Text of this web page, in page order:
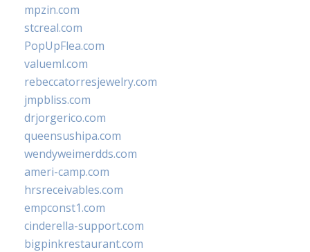
mpzin.com
stcreal.com
PopUpFlea.com
valueml.com
rebeccatorresjewelry.com
jmpbliss.com
drjorgerico.com
queensushipa.com
wendyweimerdds.com
ameri-camp.com
hrsreceivables.com
empconst1.com
cinderella-support.com
bigpinkrestaurant.com